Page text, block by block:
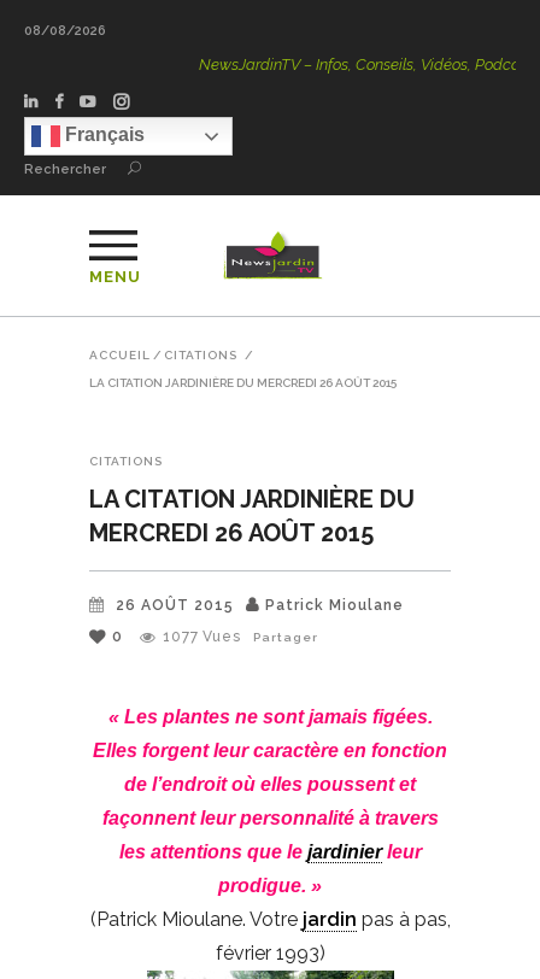
08/08/2026
NewsJardinTV – Infos, Conseils, Vidéos, Podcasts – 100 %
Français
Rechercher
MENU
ACCUEIL / CITATIONS /
LA CITATION JARDINIÈRE DU MERCREDI 26 AOÛT 2015
CITATIONS
LA CITATION JARDINIÈRE DU
MERCREDI 26 AOÛT 2015
26 AOÛT 2015
Patrick Mioulane
0
1077 Vues Partager
« Les plantes ne sont jamais figées.
Elles forgent leur caractère en fonction
de l’endroit où elles poussent et
façonnent leur personnalité à travers
les attentions que le jardinierleur
prodigue. »
(Patrick Mioulane. Votre jardin pas à pas,
février 1993)